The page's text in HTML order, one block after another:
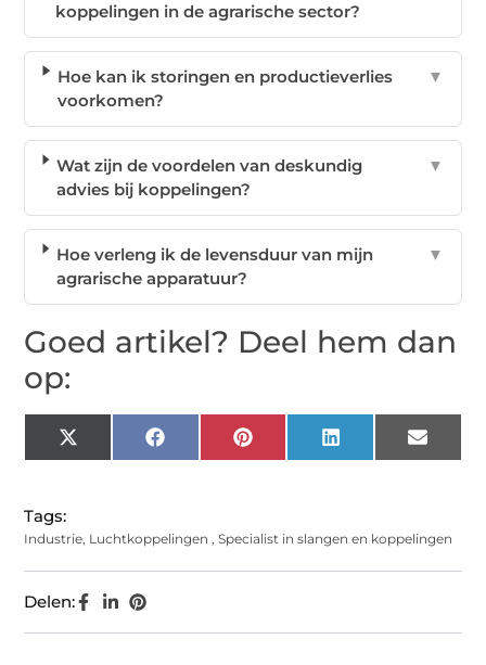
koppelingen in de agrarische sector?
Hoe kan ik storingen en productieverlies
voorkomen?
▼
Wat zijn de voordelen van deskundig
advies bij koppelingen?
▼
Hoe verleng ik de levensduur van mijn
agrarische apparatuur?
▼
Goed artikel? Deel hem dan
op:
X
(Twitter)
Facebook Pinterest LinkedIn Email
Tags:
Industrie, Luchtkoppelingen ,Specialist in slangen en koppelingen
Delen: